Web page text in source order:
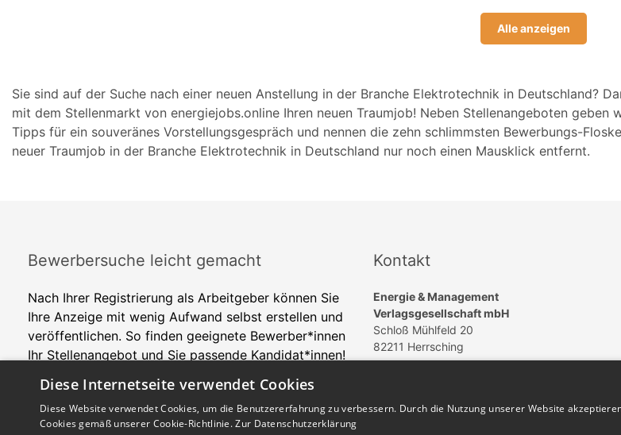
Alle anzeigen
Sie sind auf der Suche nach einer neuen Anstellung in der Branche Elektrotechnik in Deutschland?
mit dem Stellenmarkt von energiejobs.online Ihren neuen Traumjob! Neben Stellenangeboten geben
Tipps für ein souveränes Vorstellungsgespräch und nennen die zehn schlimmsten Bewerbungs-
neuer Traumjob in der Branche Elektrotechnik in Deutschland nur noch einen Mausklick entfernt.
Bewerbersuche leicht gemacht
Nach Ihrer Registrierung als Arbeitgeber können Sie
Ihre Anzeige mit wenig Aufwand selbst erstellen und
veröffentlichen. So finden geeignete Bewerber*innen
Ihr Stellenangebot und Sie passende Kandidat*innen!
Kontakt
Energie & Management
Verlagsgesellschaft mbH
Schloß Mühlfeld 20
82211 Herrsching
Diese Internetseite verwendet Cookies
Diese Website verwendet Cookies, um die Benutzererfahrung zu verbessern. Durch die Nutzung unserer Website
Cookies gemäß unserer Cookie-Richtlinie.Zur Datenschutzerklärung